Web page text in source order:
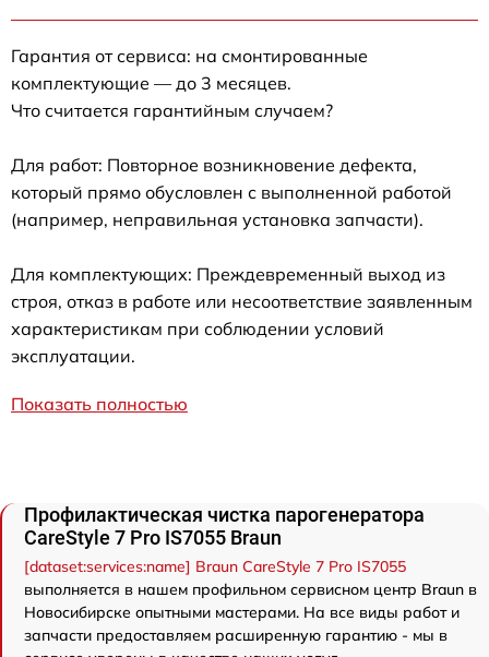
Гарантия от сервиса: на смонтированные
комплектующие — до 3 месяцев.
Что считается гарантийным случаем?
Для работ: Повторное возникновение дефекта,
который прямо обусловлен с выполненной работой
(например, неправильная установка запчасти).
Для комплектующих: Преждевременный выход из
строя, отказ в работе или несоответствие заявленным
характеристикам при соблюдении условий
эксплуатации.
Показать полностью
Профилактическая чистка парогенератора
CareStyle 7 Pro IS7055 Braun
[dataset:services:name] Braun CareStyle 7 Pro IS7055
выполняется в нашем профильном сервисном центр Braun в
Новосибирске опытными мастерами. На все виды работ и
запчасти предоставляем расширенную гарантию - мы в